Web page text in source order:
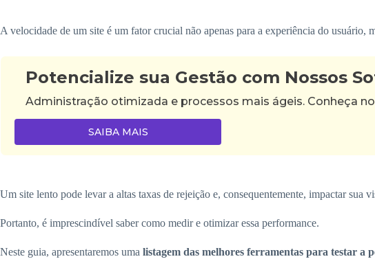
A velocidade de um site é um fator crucial não apenas para a experiência do usuário,
Potencialize sua Gestão com Nossos
Administração otimizada e processos mais ágeis. Conheça
SAIBA MAIS
Um site lento pode levar a altas taxas de rejeição e, consequentemente, impactar sua
Portanto, é imprescindível saber como medir e otimizar essa performance.
Neste guia, apresentaremos uma listagem das melhores ferramentas para testar a